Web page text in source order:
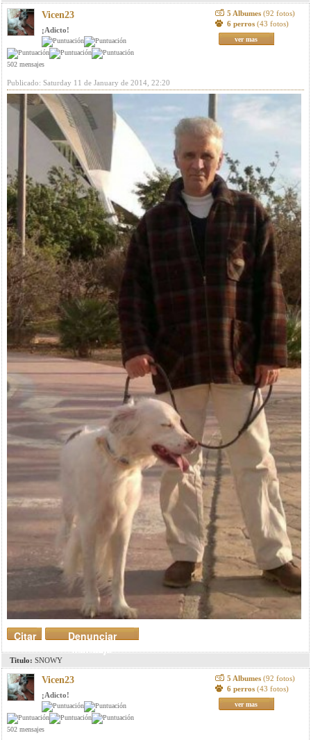
Vicen23
¡Adicto!
502 mensajes
5 Albumes (92 fotos)
6 perros (43 fotos)
ver mas
Publicado: Saturday 11 de January de 2014, 22:20
Denunciar
mensaje
Citar
Titulo: SNOWY
Vicen23
¡Adicto!
502 mensajes
5 Albumes (92 fotos)
6 perros (43 fotos)
ver mas